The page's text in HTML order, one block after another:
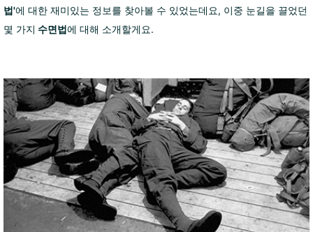
법'에 대한 재미있는 정보를 찾아볼 수 있었는데요, 이중 눈길을 끌었던
몇 가지 수면법에 대해 소개할게요.